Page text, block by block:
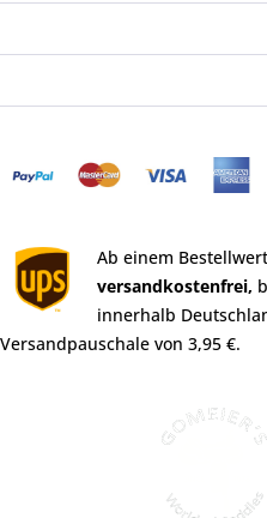
Ab einem
versandkostenfrei,
innerhalb
Versandpauschale von 3,95 €.